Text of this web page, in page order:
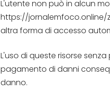
L'utente non può in alcun
https://jornalemfoco.online/
altra forma di accesso
L'uso di queste risorse
pagamento di danni
danno.